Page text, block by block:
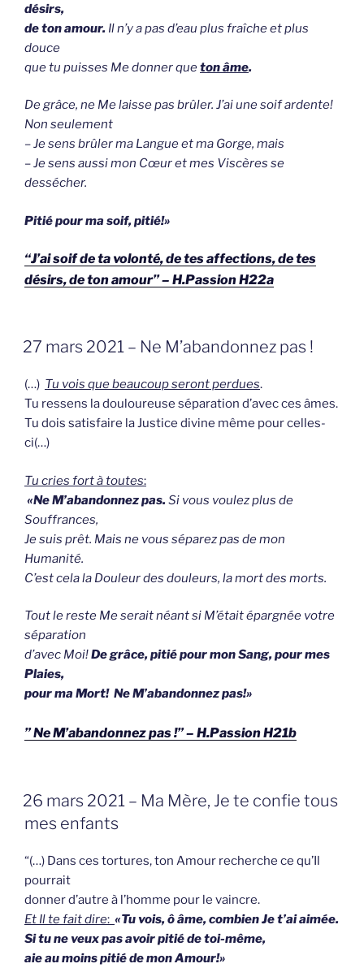
désirs,
de ton amour. Il n’y a pas d’eau plus fraîche et plus
douce
que tu puisses Me donner queton âme.
De grâce, ne Me laisse pas brûler. J’ai une soif ardente!
Non seulement
– Je sens brûler ma Langue et ma Gorge, mais
– Je sens aussi mon Cœur et mes Viscères se
dessécher.
Pitié pour ma soif, pitié!»
“J’ai soif de ta volonté, de tes affections, de tes
désirs, de ton amour” – H.Passion H22a
GEPLAATST
OP
27 mars 2021 – Ne M’abandonnez pas !
(…) Tu vois que beaucoup seront perdues.
Tu ressens la douloureuse séparation d’avec ces âmes.
Tu dois satisfaire la Justice divine même pour celles-
ci(…)
Tu cries fortà toutes:
«Ne M’abandonnez pas. Si vous voulez plus de
Souffrances,
Je suis prêt. Mais ne vous séparez pas de mon
Humanité.
C’est cela la Douleur des douleurs, la mort des morts.
Tout le reste Me serait néant si M’était épargnée votre
séparation
d’avec Moi!De grâce, pitié pour mon Sang, pour mes
Plaies,
pour ma Mort! Ne M’abandonnez pas!»
” Ne M’abandonnez pas !” – H.Passion H21b
GEPLAATST
OP
26 mars 2021 – Ma Mère, Je te confie tous
mes enfants
“(…) Dans ces tortures, ton Amour recherche ce qu’Il
pourrait
donner d’autre à l’homme pour le vaincre.
Et Il te fait dire: «Tu vois, ô âme, combien Je t’ai aimée.
Si tu ne veux pas avoir pitié de toi-même,
aie au moins pitié de mon Amour!»